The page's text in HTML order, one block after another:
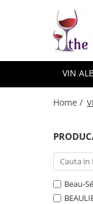
VIN
Home /
Beau-